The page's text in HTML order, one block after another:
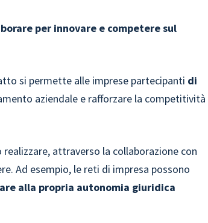
per innovare e competere sul
si permette alle imprese partecipanti di
aziendale e rafforzare la competitività
attraverso la collaborazione con
Ad esempio, le reti di impresa possono
alla propria autonomia giuridica